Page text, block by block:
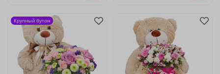
Крупный бутон